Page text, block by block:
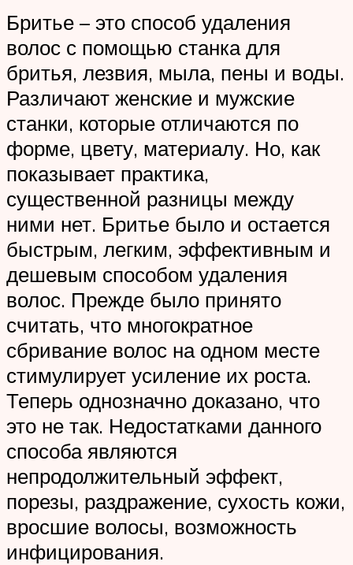
Бритье – это способ удаления
волос с помощью станка для
бритья, лезвия, мыла, пены и воды.
Различают женские и мужские
станки, которые отличаются по
форме, цвету, материалу. Но, как
показывает практика,
существенной разницы между
ними нет. Бритье было и остается
быстрым, легким, эффективным и
дешевым способом удаления
волос. Прежде было принято
считать, что многократное
сбривание волос на одном месте
стимулирует усиление их роста.
Теперь однозначно доказано, что
это не так. Недостатками данного
способа являются
непродолжительный эффект,
порезы, раздражение, сухость кожи,
вросшие волосы, возможность
инфицирования.